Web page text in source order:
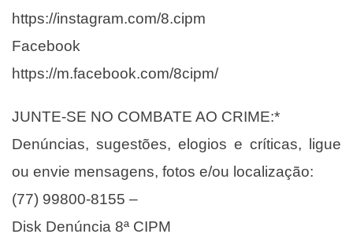
https://instagram.com/8.cipm
Facebook
https://m.facebook.com/8cipm/
JUNTE-SE NO COMBATE AO CRIME:*
Denúncias, sugestões, elogios e críticas, ligue
ou envie mensagens, fotos e/ou localização:
(77) 99800-8155 –
Disk Denúncia 8ª CIPM